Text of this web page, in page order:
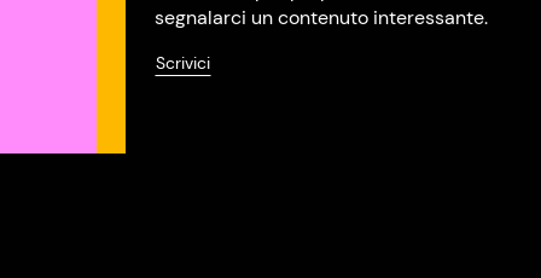
segnalarci un contenuto interessante.
Scrivici